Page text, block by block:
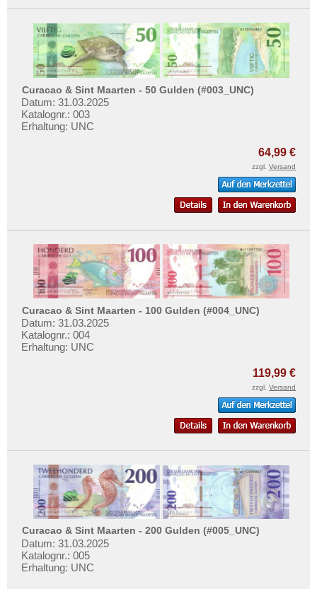
St. Kitts
St. Lucia
St. Pierre & Miquelon
St. Vincent
Surinam
Trinidad und Tobago
Privatsphäre und Datenschutz
Widerrufsbelehrung
Liefer- und Versandkosten
AGB
Impressum
Curacao & Sint Maarten - 50 Gulden (#003_UNC)
Datum: 31.03.2025
Katalognr.: 003
Erhaltung: UNC
64,99 €
zzgl. Versand
Curacao & Sint Maarten - 100 Gulden (#004_UNC)
Datum: 31.03.2025
Katalognr.: 004
Erhaltung: UNC
119,99 €
zzgl. Versand
Curacao & Sint Maarten - 200 Gulden (#005_UNC)
Datum: 31.03.2025
Katalognr.: 005
Erhaltung: UNC